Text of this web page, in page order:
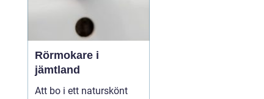
Rörmokare i
jämtland
Att bo i ett naturskönt